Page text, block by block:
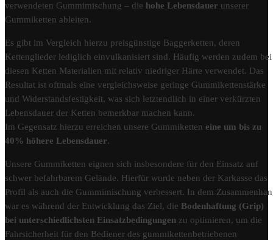
verwendeten Gummimischung – die hohe Lebensdauer unserer
Gummiketten ableiten.
Es gibt im Vergleich hierzu preisgünstige Baggerketten, deren
Kettenglieder lediglich einvulkanisiert sind. Häufig werden zudem bei
diesen Ketten Materialien mit relativ niedriger Härte verwendet. Das
Resultat ist oftmals eine vergleichsweise geringe Gummikettenstärke
und Widerstandsfestigkeit, was sich letztendlich in einer verkürzten
Lebensdauer der Ketten bemerkbar machen kann.
Im Gegensatz hierzu erreichen unsere Gummiketten eine um bis zu
40% höhere Lebensdauer.
Unsere Gummiketten eignen sich insbesondere für den Einsatz auf
schwer befahrbarem Gelände. Hierfür wurde neben der Karkasse das
Profil als auch die Gummimischung verbessert. In dem
war es während der Entwicklung das Ziel, die Bodenhaftung (Grip)
bei unterschiedlichsten Einsatzbedingungen zu optimieren, um die
Fahrsicherheit für den Bediener des gummikettenbetriebenen